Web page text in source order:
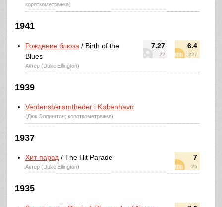
короткометражка)
1941
7.27
22
6.4
227
Рождение блюза / Birth of the
Blues
Актер (Duke Ellington)
1939
Verdensberømtheder i København
(Дюк Эллингтон; короткометражка)
1937
7
25
Хит-парад / The Hit Parade
Актер (Duke Ellington)
1935